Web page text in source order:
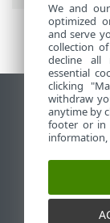
Vaata
End of Life
ESET-i
ESET-i foorum
ESET
Piirkondlik
We and
optimized
and serve
collection
decline all
essential
clicking
withdraw
anytime by
footer or in
information,